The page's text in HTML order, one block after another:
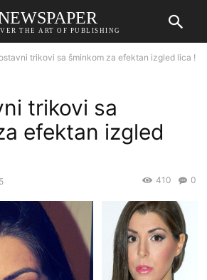
THE ART OF PUBLISHING
trikovi sa šminkom za efektan izgled lica !
trikovi sa
efektan izgled
0
410